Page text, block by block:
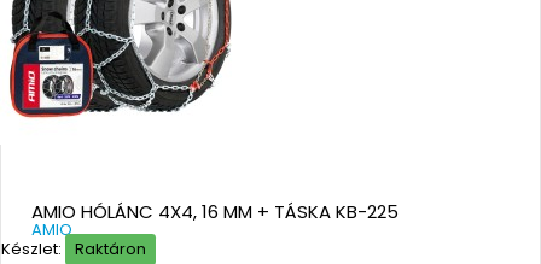
AMIO HÓLÁNC 4X4, 16 MM + TÁSKA KB-225
AMIO
Készlet:
Raktáron